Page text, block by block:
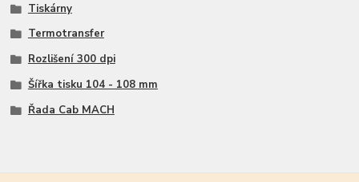
Tiskárny
Termotransfer
Rozlišení 300 dpi
Šířka tisku 104 - 108 mm
Řada Cab MACH